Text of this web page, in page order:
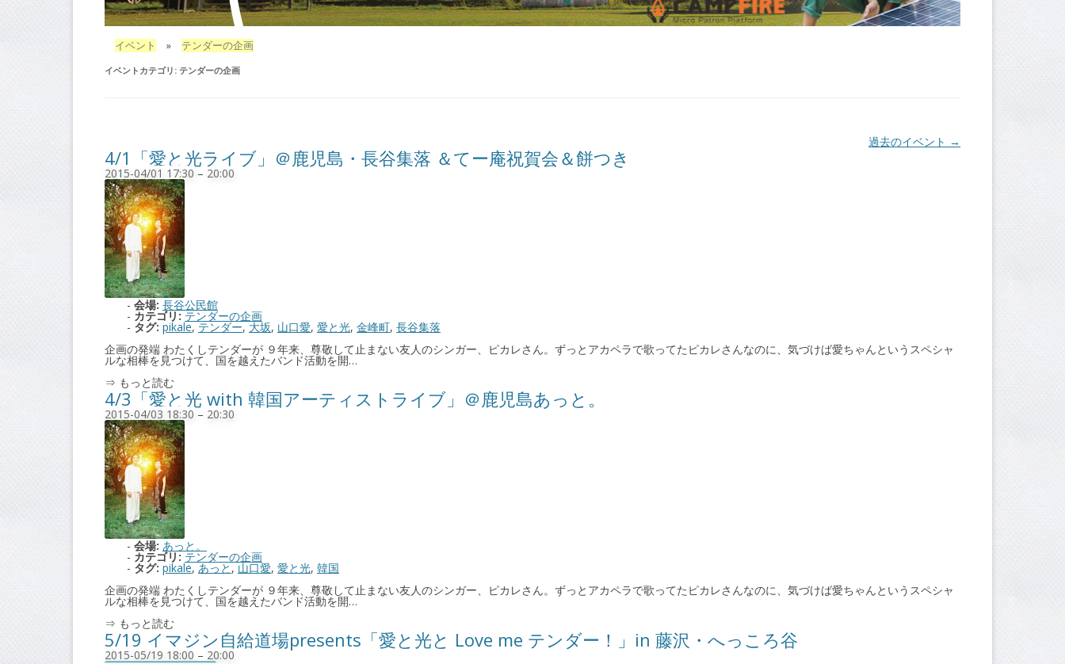
イベント » テンダーの企画
イベントカテゴリ: テンダーの企画
過去のイベント →
4/1「愛と光ライブ」＠鹿児島・長谷集落 ＆てー庵祝賀会＆餅つき
2015-04/01 17:30 – 20:00
会場: 長谷公民館
カテゴリ: テンダーの企画
タグ: pikale,テンダー,大坂, 山口愛, 愛と光, 金峰町, 長谷集落
企画の発端 わたくしテンダーが ９年来、尊敬して止まない友人のシンガー、ピカレさん。ずっとアカペラで歌ってたピカレさんなのに、気づけば愛ちゃんというスペシャ
ルな相棒を見つけて、国を越えたバンド活動を開…
⇒ もっと読む
4/3「愛と光 with 韓国アーティストライブ」＠鹿児島あっと。
2015-04/03 18:30 – 20:30
会場: あっと。
カテゴリ: テンダーの企画
タグ: pikale,あっと,山口愛, 愛と光, 韓国
企画の発端 わたくしテンダーが ９年来、尊敬して止まない友人のシンガー、ピカレさん。ずっとアカペラで歌ってたピカレさんなのに、気づけば愛ちゃんというスペシャ
ルな相棒を見つけて、国を越えたバンド活動を開…
⇒ もっと読む
5/19 イマジン自給道場presents「愛と光と Love me テンダー！」in 藤沢・へっころ谷
2015-05/19 18:00 – 20:00